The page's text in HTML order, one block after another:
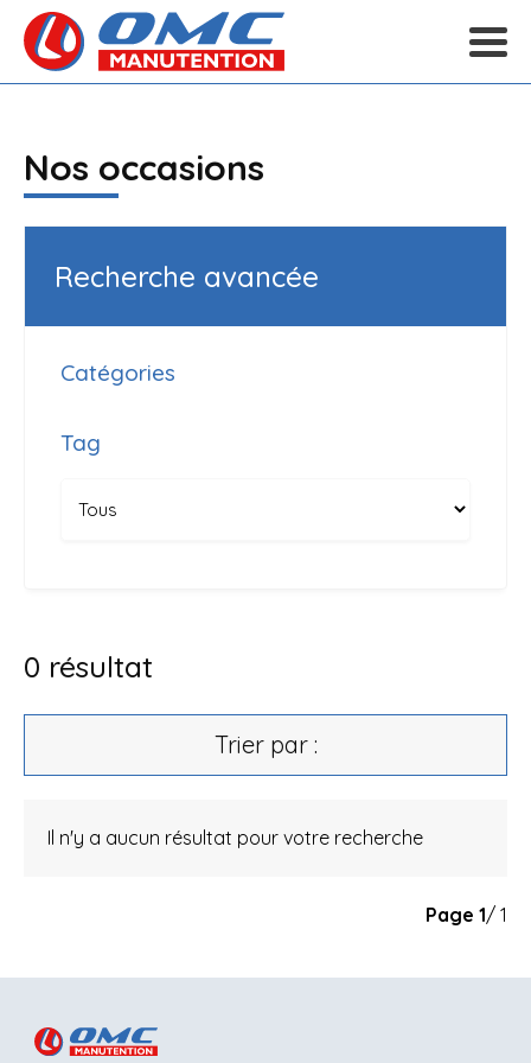
Nos occasions
Recherche avancée
Catégories
Tag
0 résultat
Trier par :
Il n'y a aucun résultat pour votre recherche
Page 1/ 1